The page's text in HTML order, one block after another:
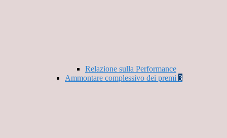
Relazione sulla Performance
Ammontare complessivo dei premi 3